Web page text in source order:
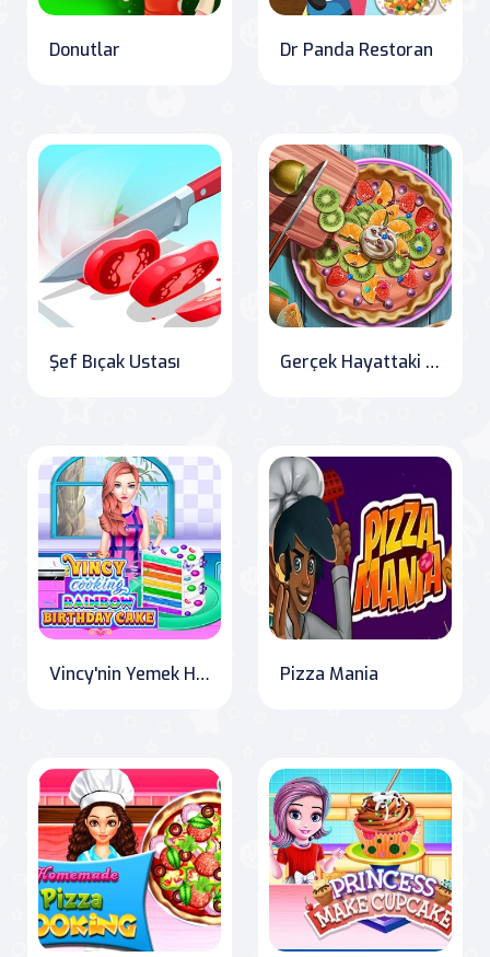
Donutlar Dr Panda Restoran
Şef Bıçak Ustası Gerçek Hayattaki Pasta Yapımı
Vincy'nin Yemek Hazırlama: Gökkuşağı Doğum Günü Pastası Pizza Mania